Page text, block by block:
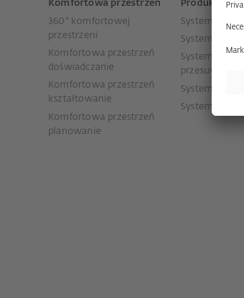
Komfortowa przestrzeń
360° komfortowej
przestrzeni
Komfortowa przestrzeń
doświadczanie
Komfortowa przestrzeń
kształtowanie
Komfortowa przestrzeń
planowanie
Produkty
Systemy do
Systemy do
Systemy do
przesuwnych
Systemy
Systemy smart